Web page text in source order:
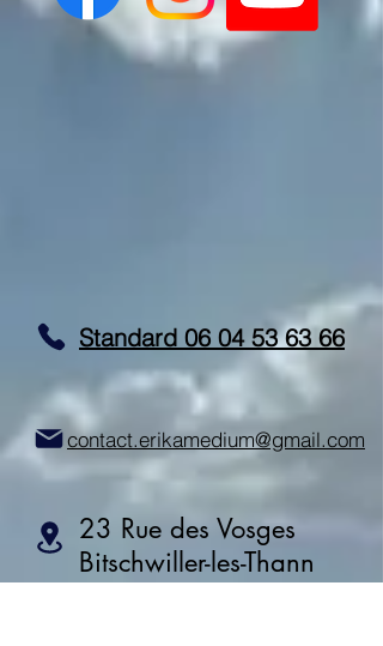
Standard 06 04 53 63 66
contact.erikamedium@gmail.com
23 Rue des Vosges
Bitschwiller-les-Thann